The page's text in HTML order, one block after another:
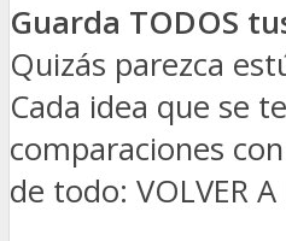
Guarda TODOS
Quizás parezca
Cada idea que se
comparaciones
de todo: VOLVER A